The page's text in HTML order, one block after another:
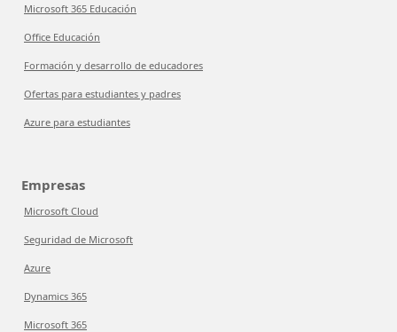
Microsoft 365 Educación
Office Educación
Formación y desarrollo de educadores
Ofertas para estudiantes y padres
Azure para estudiantes
Empresas
Microsoft Cloud
Seguridad de Microsoft
Azure
Dynamics 365
Microsoft 365